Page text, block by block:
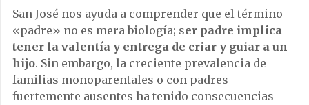
San José nos ayuda a comprender que el término
«padre» no es mera biología; ser padre implica
tener la valentía y entrega de criar y guiar a un
hijo. Sin embargo, la creciente prevalencia de
familias monoparentales o con padres
fuertemente ausentes ha tenido consecuencias